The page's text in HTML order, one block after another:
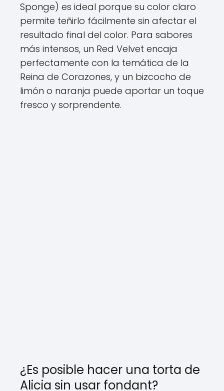
Sponge) es ideal porque su color claro
permite teñirlo fácilmente sin afectar el
resultado final del color. Para sabores
más intensos, un Red Velvet encaja
perfectamente con la temática de la
Reina de Corazones, y un bizcocho de
limón o naranja puede aportar un toque
fresco y sorprendente.
¿Es posible hacer una torta de
Alicia sin usar fondant?